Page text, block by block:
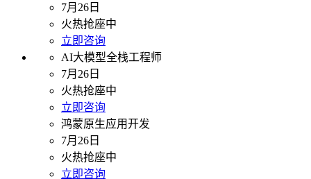
7月26日
火热抢座中
立即咨询
AI大模型全栈工程师
7月26日
火热抢座中
立即咨询
鸿蒙原生应用开发
7月26日
火热抢座中
立即咨询